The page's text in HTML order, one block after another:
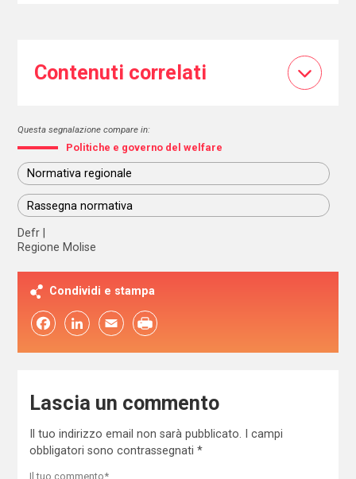
Contenuti correlati
Questa segnalazione compare in:
Politiche e governo del welfare
Normativa regionale
Rassegna normativa
Defr
Regione Molise
Condividi e stampa
FacebookLinkedIn Email
Lascia un commento
Il tuo indirizzo email non sarà pubblicato.
I campi
obbligatori sono contrassegnati *